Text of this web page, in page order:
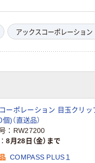
アックスコーポレーション
ーポレーション 目玉クリ
)（直送品）
RW27200
8月28日（金）まで
COMPASS PLUS１